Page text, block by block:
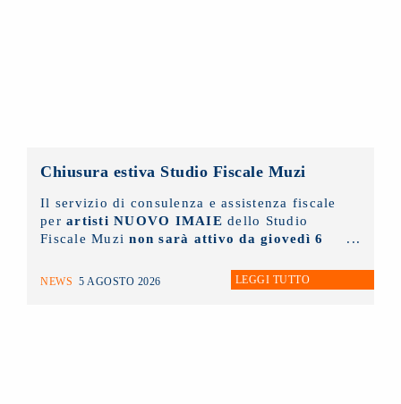
Chiusura estiva Studio Fiscale Muzi
Il servizio di consulenza e assistenza fiscale
per artisti NUOVO IMAIE dello Studio
Fiscale Muzinon sarà attivo da giovedì 6
NEWS 5 AGOSTO 2026 LEGGI TUTTO